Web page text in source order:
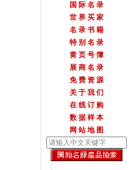
国 际 名 录
世 界 买 家
名 录 书 籍
特 别 名 录
黄 页 号 簿
展 商 名 录
免 费 资 源
关 于 我 们
在 线 订 购
数 据 样 本
网 站 地 图